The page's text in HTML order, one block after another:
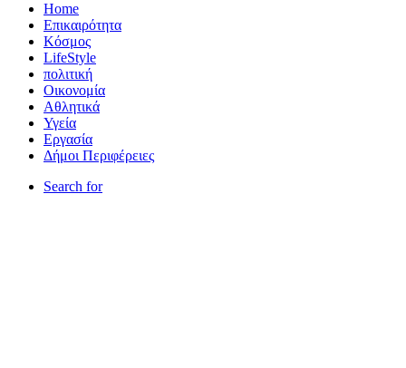
Home
Επικαιρότητα
Κόσμος
LifeStyle
πολιτική
Οικονομία
Αθλητικά
Υγεία
Εργασία
Δήμοι Περιφέρειες
Search for